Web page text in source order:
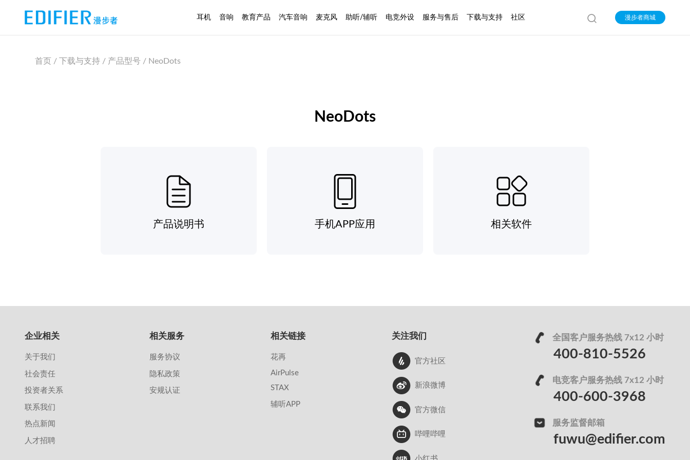
耳机 音响 教育产品 汽车音响 麦克风 助听/辅听 电竞外设 服务与售后 下载与支持 社区 漫步者商城
首页 / 下载与支持 / 产品型号 / NeoDots
NeoDots
产品说明书 手机APP应用 相关软件
企业相关
关于我们
社会责任
投资者关系
联系我们
热点新闻
人才招聘
相关服务
服务协议
隐私政策
安规认证
相关链接
花再
AirPulse
STAX
辅听APP
关注我们
官方社区
新浪微博
官方微信
哔哩哔哩
全国客户服务热线 7x12 小时
400-810-5526
电竞客户服务热线 7x12 小时
400-600-3968
服务监督邮箱
fuwu@edifier.com